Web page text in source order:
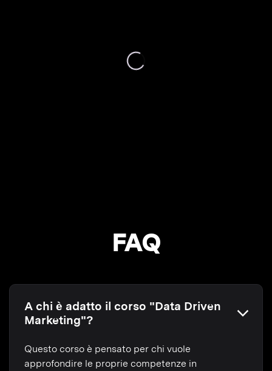
FAQ
A chi è adatto il corso "Data Driven
Marketing"?
Questo corso è pensato per chi vuole
approfondire le proprie competenze in